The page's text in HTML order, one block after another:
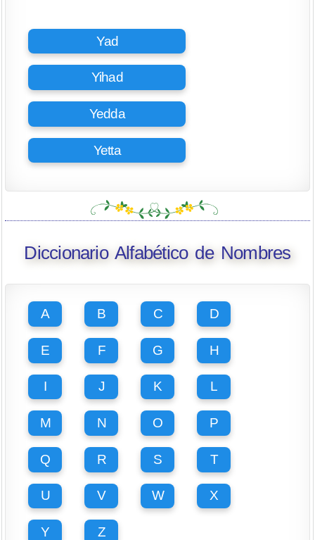
Yad
Yihad
Yedda
Yetta
Diccionario Alfabético de Nombres
A B C D
E F G H
I J K L
M N O P
Q R S T
U V W X
Y Z